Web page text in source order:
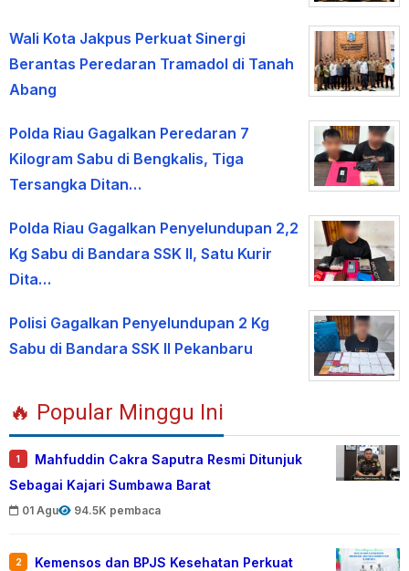
Wali Kota Jakpus Perkuat Sinergi
Berantas Peredaran Tramadol di Tanah
Abang
Polda Riau Gagalkan Peredaran 7
Kilogram Sabu di Bengkalis, Tiga
Tersangka Ditan…
Polda Riau Gagalkan Penyelundupan 2,2
Kg Sabu di Bandara SSK II, Satu Kurir
Dita…
Polisi Gagalkan Penyelundupan 2 Kg
Sabu di Bandara SSK II Pekanbaru
🔥 Popular Minggu Ini
1
Mahfuddin Cakra Saputra Resmi Ditunjuk
Sebagai Kajari Sumbawa Barat
01 Agu 94.5K pembaca
2
Kemensos dan BPJS Kesehatan Perkuat